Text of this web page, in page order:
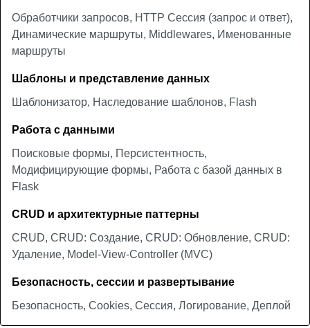
Обработчики запросов, HTTP Сессия (запрос и ответ),
Динамические маршруты, Middlewares, Именованные
маршруты
Шаблоны и представление данных
Шаблонизатор, Наследование шаблонов, Flash
Работа с данными
Поисковые формы, Персистентность,
Модифицирующие формы, Работа с базой данных в
Flask
CRUD и архитектурные паттерны
CRUD, CRUD: Создание, CRUD: Обновление, CRUD:
Удаление, Model-View-Controller (MVC)
Безопасность, сессии и развертывание
Безопасность, Cookies, Сессия, Логирование, Деплой